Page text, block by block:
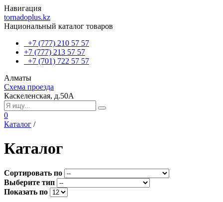
Навигация
tornadoplus.kz
Национальный каталог товаров
+7 (777) 210 57 57
+7 (777) 213 57 57
+7 (701) 722 57 57
Алматы
Схема проезда
Каскеленская, д.50А
0
Каталог /
Каталог
Сортировать по
Выберите тип
Показать по